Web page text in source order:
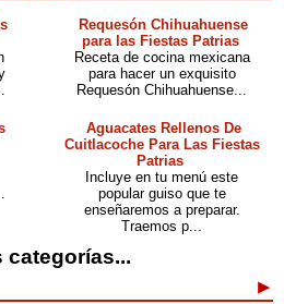
Requesón Chihuahuense
para las Fiestas Patrias
Receta de cocina mexicana
para hacer un exquisito
Requesón Chihuahuense...
Aguacates Rellenos De
Cuitlacoche Para Las Fiestas
Patrias
Incluye en tu menú este
popular guiso que te
enseñaremos a preparar.
Traemos p...
categorías...